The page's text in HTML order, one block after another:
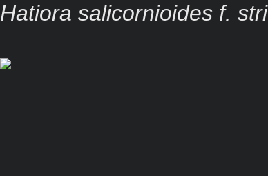
Hatiora salicornioides f.